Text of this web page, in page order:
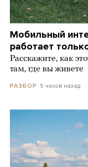
Мобильный
работает
Расскажите, как
там, где вы живете
РАЗБОР 5 часов назад